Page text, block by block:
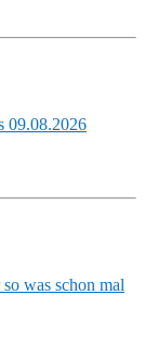
09.08.2026
was schon mal